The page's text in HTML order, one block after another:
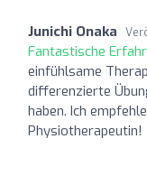
Junichi Onaka
Fantastische
einfühlsame
differenzierte
haben. Ich
Physiotherapeutin!